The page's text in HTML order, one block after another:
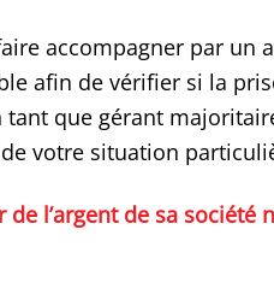
accompagner par un
afin de vérifier si la
que gérant
votre situation
l’argent de sa société